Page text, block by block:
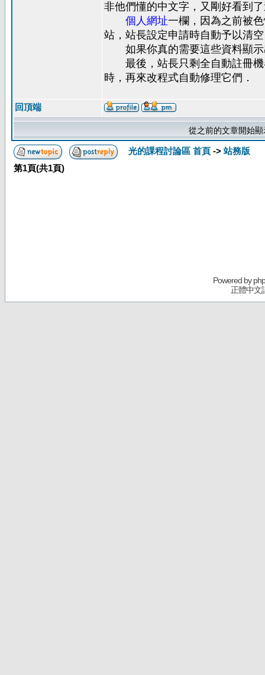
非他們懂的中文字，又剛好看到
個人網址一欄，因為之前被
站，站長設定申請時自動予以清
如果你真的需要這些資料顯示
最後，站長只剩全自動註冊機
時，再來改程式自動修理它們．
回頂端
從之前的文章開始
光的課程討論區 首頁 ->站務版
第1頁(共1頁)
Powered by
正體中文